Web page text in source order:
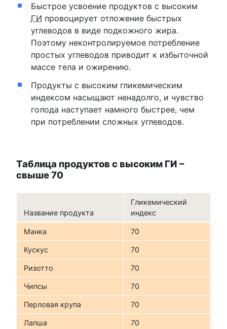
Быстрое усвоение продуктов с высоким
ГИ провоцирует отложение быстрых
углеводов в виде подкожного жира.
Поэтому неконтролируемое потребление
простых углеводов приводит к избыточной
массе тела и ожирению.
Продукты с высоким гликемическим
индексом насыщают ненадолго, и чувство
голода наступает намного быстрее, чем
при потреблении сложных углеводов.
Таблица продуктов с высоким ГИ –
свыше 70
Название продукта
Гликемический
индекс
Манка 70
Кускус 70
Ризотто 70
Чипсы 70
Перловая крупа 70
Лапша 70